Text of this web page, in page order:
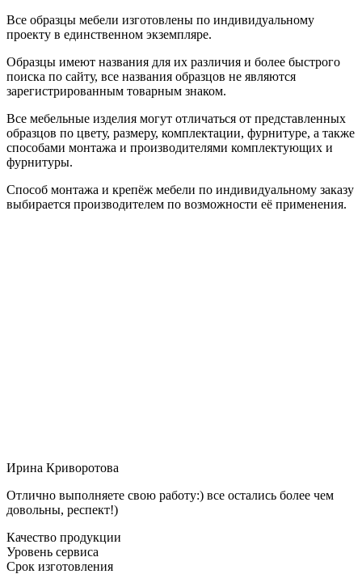
Все образцы мебели изготовлены по индивидуальному
проекту в единственном экземпляре.
Образцы имеют названия для их различия и более быстрого
поиска по сайту, все названия образцов не являются
зарегистрированным товарным знаком.
Все мебельные изделия могут отличаться от представленных
образцов по цвету, размеру, комплектации, фурнитуре, а также
способами монтажа и производителями комплектующих и
фурнитуры.
Способ монтажа и крепёж мебели по индивидуальному заказу
выбирается производителем по возможности её применения.
Ирина Криворотова
Отлично выполняете свою работу:) все остались более чем
довольны, респект!)
Качество продукции
Уровень сервиса
Срок изготовления